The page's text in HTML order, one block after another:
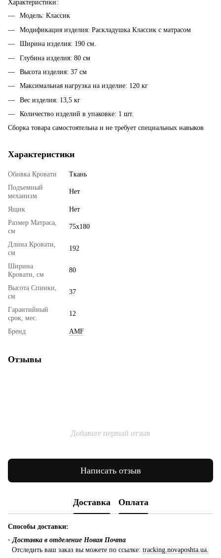
Характеристики:
Модель: Классик
Модификация изделия: Раскладушка Классик с матрасом
Ширина изделия: 190 cм.
Глубина изделия: 80 cм
Высота изделия: 37 cм
Максимальная нагрузка на изделие: 120 кг
Вес изделия: 13,5 кг
Количество изделий в упаковке: 1 шт.
Сборка товара самостоятельна и не требует специальных навыков
Характеристики
Обивка Кровати
Ткань
Подъемный
механизм
Нет
Ящик
Нет
Размер Матраса,
см
75х180
Длина Кровати,
см
192
Ширина
Кровати, см
80
Высота Спинки,
см
37
Гарантийный
срок, мес.
12
Бренд AMF
Отзывы
Добавьте первый отзыв
Написать отзыв
Доставка Оплата
Способы доставки:
- Доставка в отделение Новая Почта
Отследить ваш заказ вы можете по ссылке: tracking.novaposhta.ua.